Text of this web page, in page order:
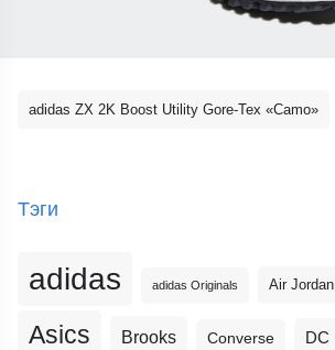
adidas ZX 2K Boost Utility Gore-Tex «Camo»
Тэги
adidas adidas Originals Air Jordan
Asics Brooks Converse DC